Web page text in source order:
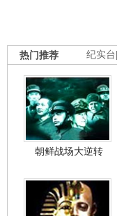
纪实台
热门推荐
朝鲜战场大逆转